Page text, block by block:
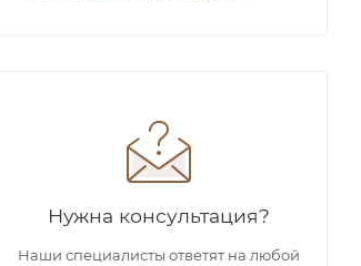
Нужна консультация?
Наши специалисты ответят на любой